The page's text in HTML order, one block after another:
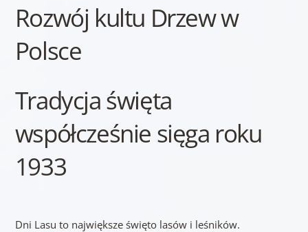
Rozwój kultu Drzew w
Polsce
Tradycja święta
współcześnie sięga roku
1933
Dni Lasu to największe święto lasów i leśników.